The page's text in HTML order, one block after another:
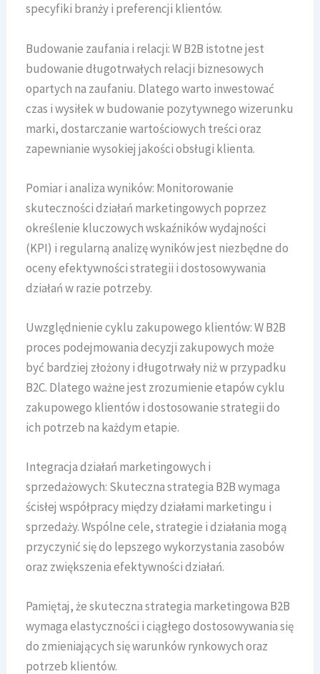
specyfiki branży i preferencji klientów.
Budowanie zaufania i relacji: W B2B istotne jest
budowanie długotrwałych relacji biznesowych
opartych na zaufaniu. Dlatego warto inwestować
czas i wysiłek w budowanie pozytywnego wizerunku
marki, dostarczanie wartościowych treści oraz
zapewnianie wysokiej jakości obsługi klienta.
Pomiar i analiza wyników: Monitorowanie
skuteczności działań marketingowych poprzez
określenie kluczowych wskaźników wydajności
(KPI) i regularną analizę wyników jest niezbędne do
oceny efektywności strategii i dostosowywania
działań w razie potrzeby.
Uwzględnienie cyklu zakupowego klientów: W B2B
proces podejmowania decyzji zakupowych może
być bardziej złożony i długotrwały niż w przypadku
B2C. Dlatego ważne jest zrozumienie etapów cyklu
zakupowego klientów i dostosowanie strategii do
ich potrzeb na każdym etapie.
Integracja działań marketingowych i
sprzedażowych: Skuteczna strategia B2B wymaga
ścisłej współpracy między działami marketingu i
sprzedaży. Wspólne cele, strategie i działania mogą
przyczynić się do lepszego wykorzystania zasobów
oraz zwiększenia efektywności działań.
Pamiętaj, że skuteczna strategia marketingowa B2B
wymaga elastyczności i ciągłego dostosowywania się
do zmieniających się warunków rynkowych oraz
potrzeb klientów.